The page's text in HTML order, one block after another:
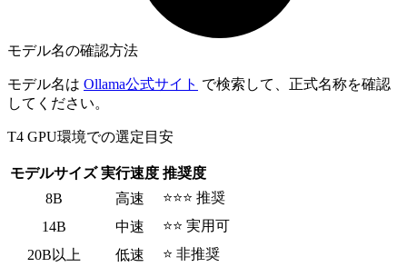
モデル名の確認方法
モデル名は Ollama公式サイト で検索して、正式名称を確認
してください。
T4 GPU環境での選定目安
モデルサイズ 実行速度 推奨度
8B
高速
⭐⭐⭐ 推奨
14B
中速
⭐⭐ 実用可
20B以上
低速 ⭐ 非推奨